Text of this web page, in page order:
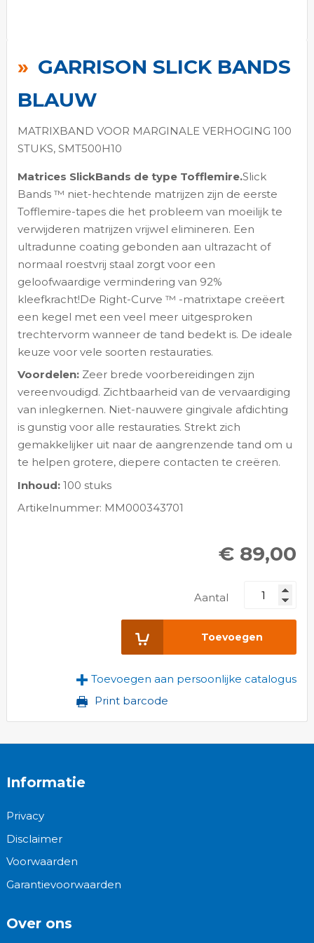
GARRISON SLICK BANDS
BLAUW
MATRIXBAND VOOR MARGINALE VERHOGING 100
STUKS, SMT500H10
Matrices SlickBands de type Tofflemire.Slick
Bands ™ niet-hechtende matrijzen zijn de eerste
Tofflemire-tapes die het probleem van moeilijk te
verwijderen matrijzen vrijwel elimineren. Een
ultradunne coating gebonden aan ultrazacht of
normaal roestvrij staal zorgt voor een
geloofwaardige vermindering van 92%
kleefkracht!De Right-Curve ™ -matrixtape creëert
een kegel met een veel meer uitgesproken
trechtervorm wanneer de tand bedekt is. De ideale
keuze voor vele soorten restauraties.
Voordelen:Zeer brede voorbereidingen zijn
vereenvoudigd. Zichtbaarheid van de vervaardiging
van inlegkernen. Niet-nauwere gingivale afdichting
is gunstig voor alle restauraties. Strekt zich
gemakkelijker uit naar de aangrenzende tand om u
te helpen grotere, diepere contacten te creëren.
Inhoud:100 stuks
Artikelnummer: MM000343701
€ 89,00
Aantal
Toevoegen
Toevoegen aan persoonlijke catalogus
Print barcode
het
begin
van
de
afbeeldingen-
Informatie
Privacy
Disclaimer
Voorwaarden
Garantievoorwaarden
Over ons